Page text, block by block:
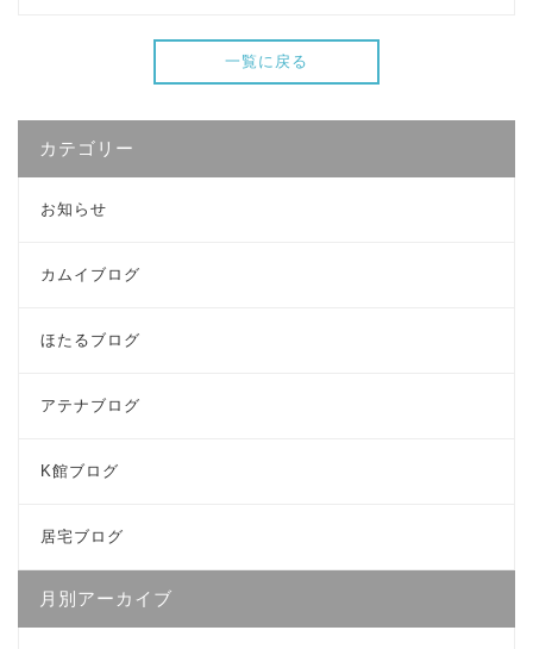
一覧に戻る
カテゴリー
お知らせ
カムイブログ
ほたるブログ
アテナブログ
K館ブログ
居宅ブログ
月別アーカイブ